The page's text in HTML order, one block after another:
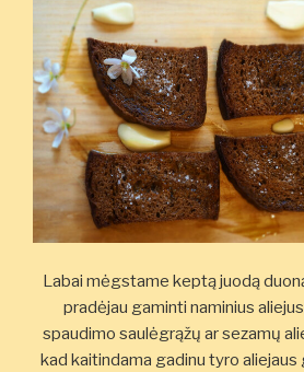
Labai mėgstame keptą juodą
pradėjau gaminti naminius
spaudimo saulėgrąžų ar sezamų
kad kaitindama gadinu tyro